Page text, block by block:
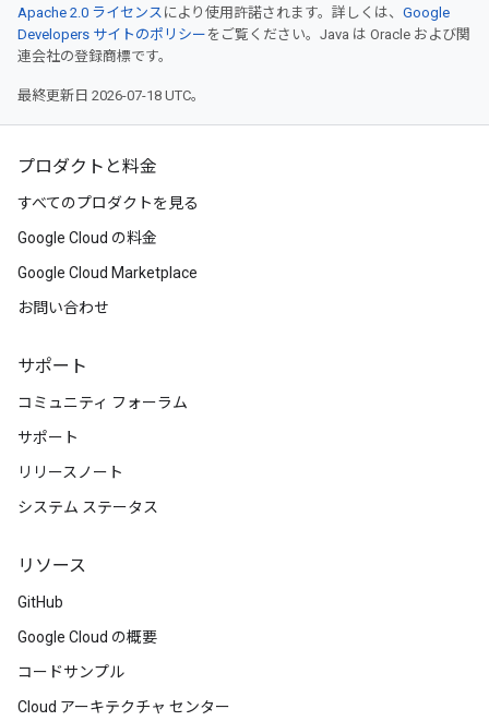
Apache 2.0 ライセンス により使用許諾されます。詳しくは、 Google
Developers サイトのポリシー をご覧ください。Java は Oracle および関
連会社の登録商標です。
最終更新日 2026-07-18 UTC。
プロダクトと料金
すべてのプロダクトを見る
Google Cloud の料金
Google Cloud Marketplace
お問い合わせ
サポート
コミュニティ フォーラム
サポート
リリースノート
システム ステータス
リソース
GitHub
Google Cloud の概要
コードサンプル
Cloud アーキテクチャ センター